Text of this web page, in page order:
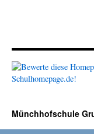
Münchhofschule